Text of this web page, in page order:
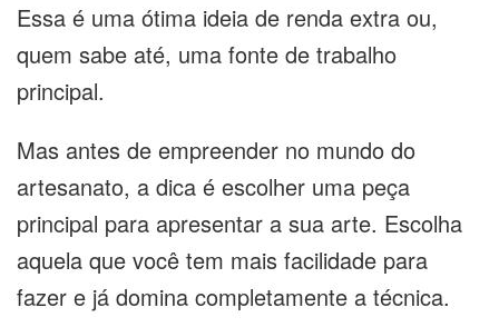
Essa é uma ótima ideia de renda extra ou,
quem sabe até, uma fonte de trabalho
principal.
Mas antes de empreender no mundo do
artesanato, a dica é escolher uma peça
principal para apresentar a sua arte. Escolha
aquela que você tem mais facilidade para
fazer e já domina completamente a técnica.